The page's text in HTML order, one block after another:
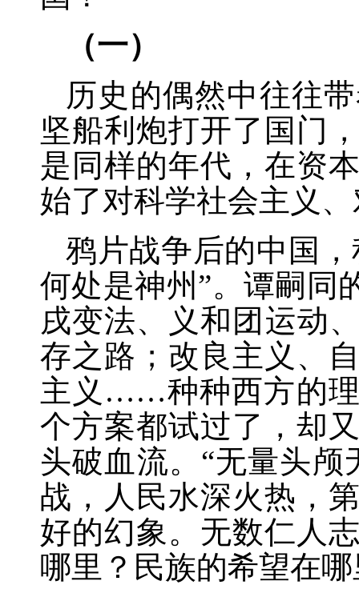
（一）
历史的偶然中往往
坚船利炮打开了国门
是同样的年代，在资
始了对科学社会主义
鸦片战争后的中国
何处是神州”。谭嗣同
戌变法、义和团运动
存之路；改良主义、
主义……种种西方的理
个方案都试过了，却
头破血流。“无量头
战，人民水深火热，
好的幻象。无数仁人
哪里？民族的希望在